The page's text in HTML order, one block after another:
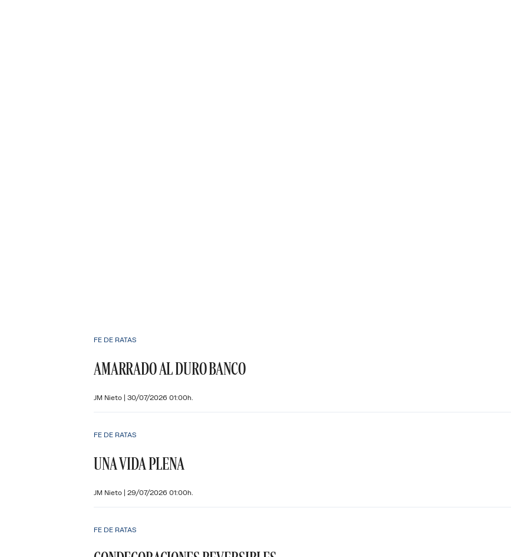
FE DE RATAS
AMARRADO AL DURO BANCO
JM Nieto | 30/07/2026 01:00h.
FE DE RATAS
UNA VIDA PLENA
JM Nieto | 29/07/2026 01:00h.
FE DE RATAS